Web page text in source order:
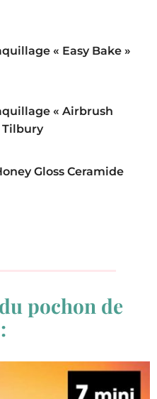
« Easy Bake »
« Airbrush
Tilbury
Gloss Ceramide
pochon de